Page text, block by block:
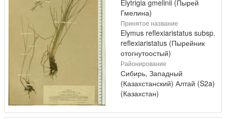
Elytrigia gmelinii (Пырей
Гмелина)
Принятое название
Elymus reflexiaristatus subsp.
reflexiaristatus (Пырейник
отогнутоостый)
Районирование
Сибирь, Западный
(Казахстанский) Алтай (S2a)
(Казахстан)